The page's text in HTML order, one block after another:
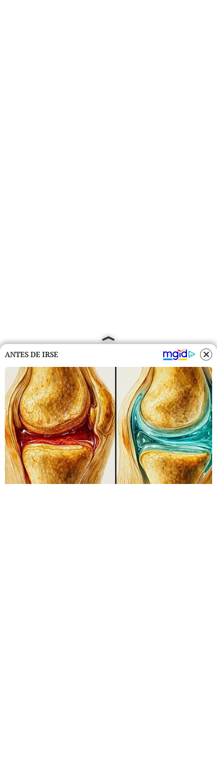
ANTES DE IRSE